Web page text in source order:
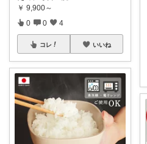
￥ 9,900～
0 0 4
コレ いいね